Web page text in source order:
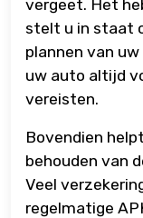
vergeet. Het
stelt u in staat
plannen van
uw auto altijd
vereisten.
Bovendien
behouden van
Veel
regelmatige